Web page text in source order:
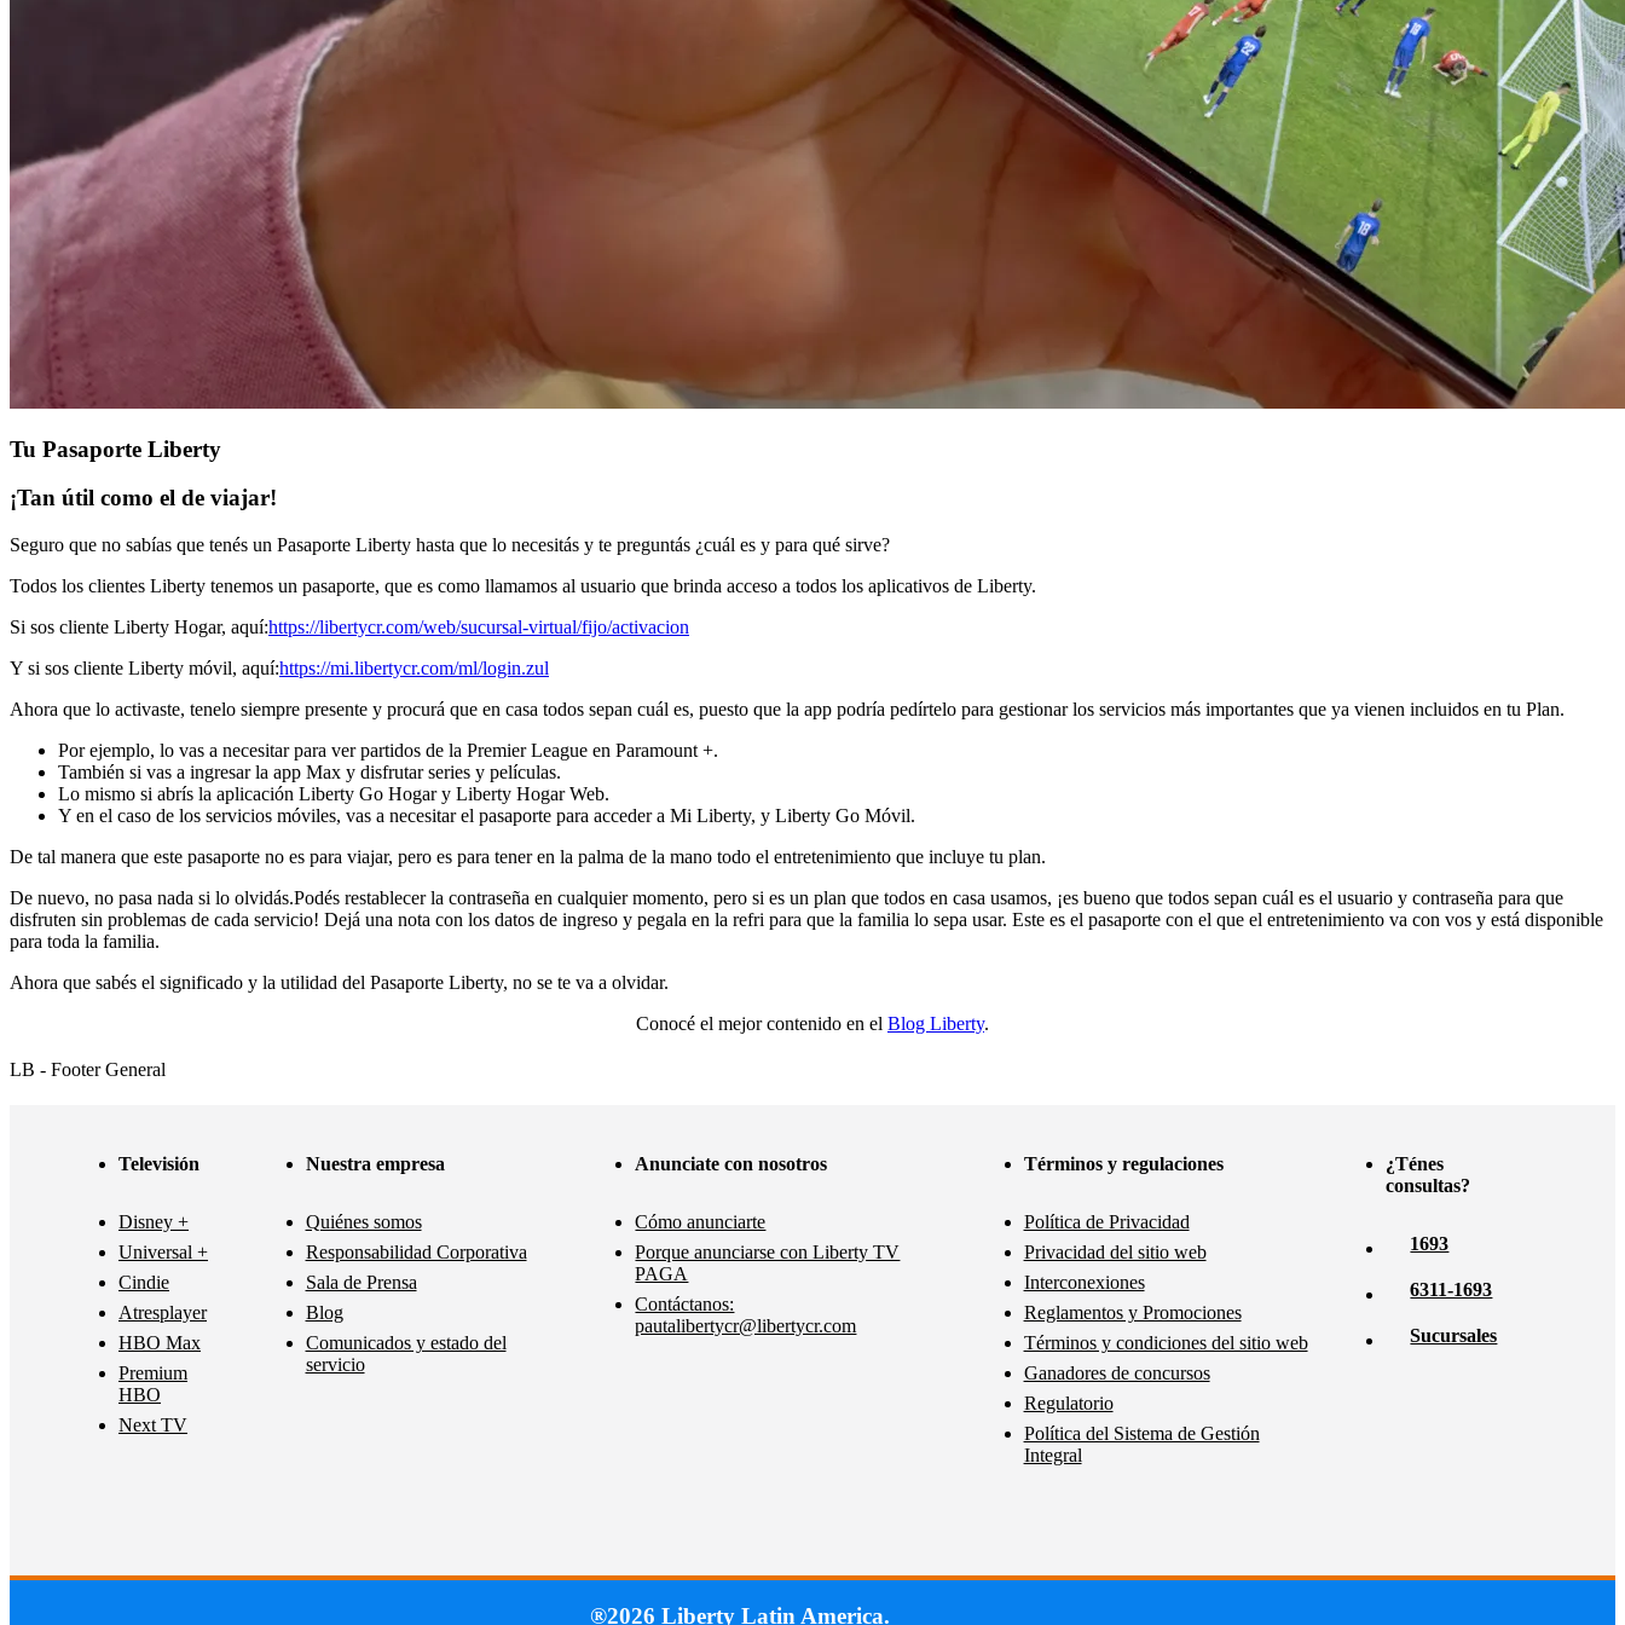
Tu Pasaporte Liberty
¡Tan útil como el de viajar!
Seguro que no sabías que tenés un Pasaporte Liberty hasta que lo necesitás y te preguntás ¿cuál es y para qué sirve?
Todos los clientes Liberty tenemos un pasaporte, que es como llamamos al usuario que brinda acceso a todos los aplicativos de Liberty.
Si sos cliente Liberty Hogar, aquí:https://libertycr.com/web/sucursal-virtual/fijo/activacion
Y si sos cliente Liberty móvil, aquí:https://mi.libertycr.com/ml/login.zul
Ahora que lo activaste, tenelo siempre presente y procurá que en casa todos sepan cuál es, puesto que la app podría pedírtelo para gestionar los servicios más importantes que ya vienen incluidos en tu Plan.
Por ejemplo, lo vas a necesitar para ver partidos de la Premier League en Paramount +.
También si vas a ingresar la app Max y disfrutar series y películas.
Lo mismo si abrís la aplicación Liberty Go Hogar y Liberty Hogar Web.
Y en el caso de los servicios móviles, vas a necesitar el pasaporte para acceder a Mi Liberty, y Liberty Go Móvil.
De tal manera que este pasaporte no es para viajar, pero es para tener en la palma de la mano todo el entretenimiento que incluye tu plan.
De nuevo, no pasa nada si lo olvidás.Podés restablecer la contraseña en cualquier momento, pero si es un plan que todos en casa usamos, ¡es bueno que todos sepan cuál es el usuario y contraseña para que
disfruten sin problemas de cada servicio! Dejá una nota con los datos de ingreso y pegala en la refri para que la familia lo sepa usar. Este es el pasaporte con el que el entretenimiento va con vos y está disponible
para toda la familia.
Ahora que sabés el significado y la utilidad del Pasaporte Liberty, no se te va a olvidar.
Conocé el mejor contenido en el Blog Liberty.
LB - Footer General
Televisión
Disney +
Universal +
Cindie
Atresplayer
HBO Max
Premium
HBO
Next TV
Nuestra empresa
Quiénes somos
Responsabilidad Corporativa
Sala de Prensa
Blog
Comunicados y estado del
servicio
Anunciate con nosotros
Cómo anunciarte
Porque anunciarse con Liberty TV
PAGA
Contáctanos:
pautalibertycr@libertycr.com
Términos y regulaciones
Política de Privacidad
Privacidad del sitio web
Interconexiones
Reglamentos y Promociones
Términos y condiciones del sitio web
Ganadores de concursos
Regulatorio
Política del Sistema de Gestión
Integral
¿Ténes
consultas?
1693
6311-1693
Sucursales
®2026 Liberty Latin America.